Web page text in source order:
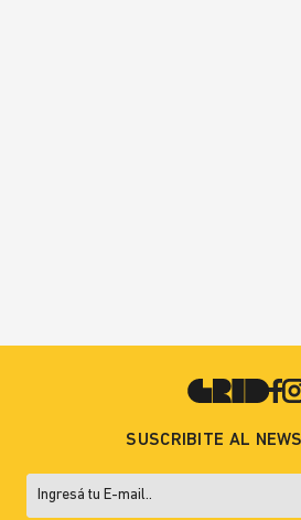
SUSCRIBITE AL